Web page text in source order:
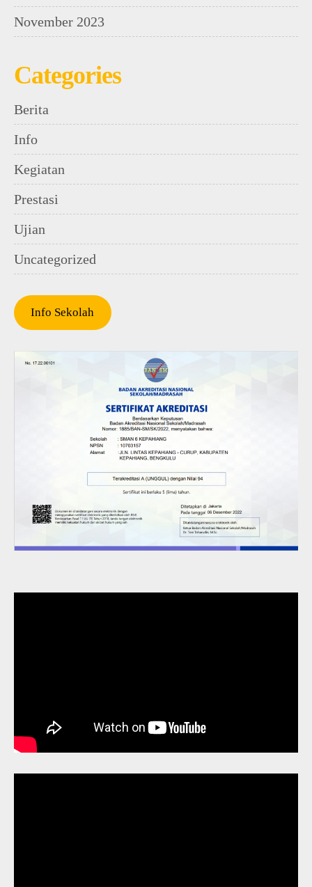
November 2023
Categories
Berita
Info
Kegiatan
Prestasi
Ujian
Uncategorized
Info Sekolah